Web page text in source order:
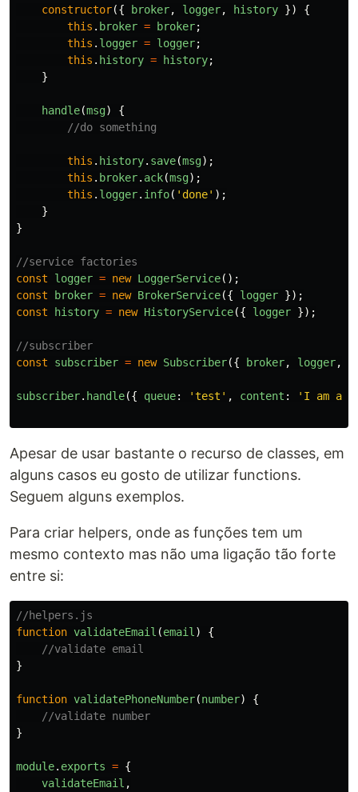
constructor({ broker, logger, history })
{
this . broker = broker;
this . logger = logger;
this . history = history;
}
handle(msg)
{
//do something
this . history. save(msg);
this . broker. ack(msg);
this . logger. info( ' done' );
}
}
//service factories
const
logger = new LoggerService();
const
broker = new BrokerService({ logger });
const
history = new HistoryService({ logger });
//subscriber
const
subscriber = new Subscriber({ broker, logger,
subscriber. handle({ queue: 'test ' , content : ' I am a
Apesar de usar bastante o recurso de classes, em
alguns casos eu gosto de utilizar functions.
Seguem alguns exemplos.
Para criar helpers, onde as funções tem um
mesmo contexto mas não uma ligação tão forte
entre si:
//helpers.js
function validateEmail (email )
{
//validate email
}
function validatePhoneNumber(number)
{
//validate number
}
module. exports = {
validateEmail ,